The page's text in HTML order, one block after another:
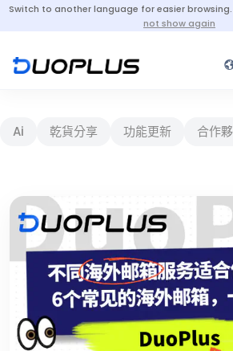
Switch to another language for easier browsing.
not show again
Ai 乾貨分享 功能更新 合作